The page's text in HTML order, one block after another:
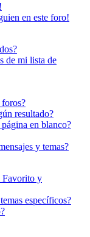
en este foro!
de mi lista de
resultado?
en blanco?
y temas?
Favorito y
específicos?